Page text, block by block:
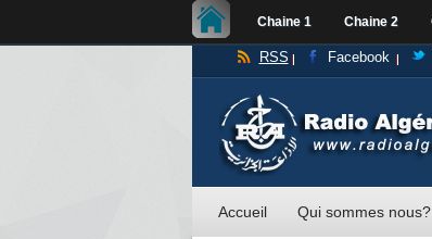
Chaine 1 Chaine 2
RSS Facebook
Accueil Qui sommes nous?